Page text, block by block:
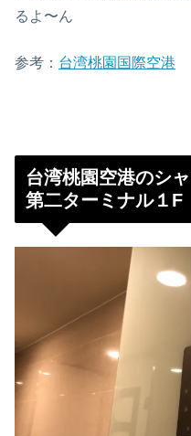
るよ〜ん
参考： 台湾桃園国際空港
台湾桃園空港のシ
第二ターミナル１F